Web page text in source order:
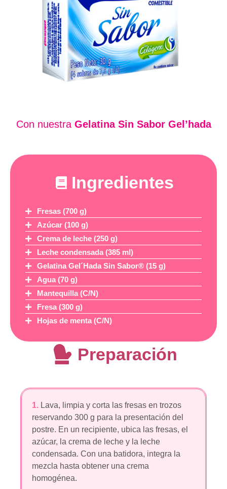
Con nuestraGelatina Sin Sabor Gel’hada
Ingredientes
Fresas (700 g)
Azúcar (100 g)
Crema de leche (250 g)
Leche condensada (385 ml)
Gelatina Gel´Hada Sin Sabor® (15 g)
Agua (70 g)
Mantequilla (C/N)
Fresa (300 g)
Hojas de menta (C/N)
Preparación
1. Lava, limpia y corta las fresas en trozos
reservando 300 g para la presentación del
postre. En un recipiente, ubica las fresas, el
azúcar, la crema de leche y la leche
condensada. Con una batidora, integra la
mezcla hasta obtener una crema
homogénea.